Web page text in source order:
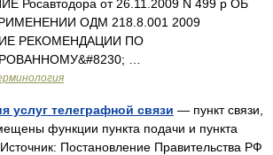
Росавтодора от 26.11.2009 N 499 р ОБ
ОДМ 218.8.001 2009
РЕКОМЕНДАЦИИ ПО
…
услуг телеграфной связи — пункт связи,
функции пункта подачи и пункта
Постановление Правительства РФ